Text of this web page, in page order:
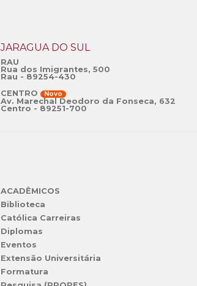
JARAGUÁ DO SUL
RAU
Rua dos Imigrantes, 500
Rau - 89254-430
CENTRO
Novo
Av. Marechal Deodoro da Fonseca, 632
Centro - 89251-700
ACADÊMICOS
Biblioteca
Católica Carreiras
Diplomas
Eventos
Extensão Universitária
Formatura